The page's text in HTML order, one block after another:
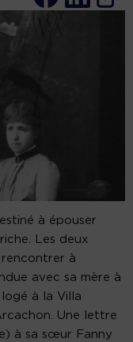
à épouser
Les deux
rencontrer à
avec sa mère à
à la Villa
Une lettre
à sa sœur Fanny